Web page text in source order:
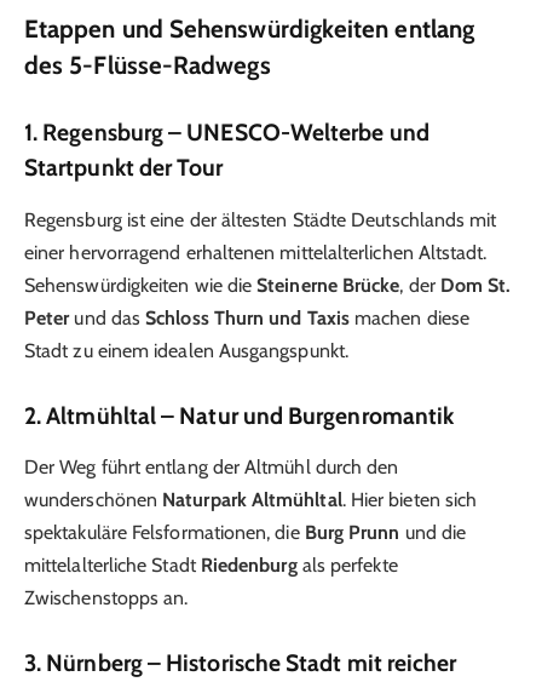
Etappen und Sehenswürdigkeiten entlang
des 5-Flüsse-Radwegs
1. Regensburg – UNESCO-Welterbe und
Startpunkt der Tour
Regensburg ist eine der ältesten Städte Deutschlands mit
einer hervorragend erhaltenen mittelalterlichen Altstadt.
Sehenswürdigkeiten wie dieSteinerne Brücke, der Dom St.
Peterund dasSchloss Thurn und Taxismachen diese
Stadt zu einem idealen Ausgangspunkt.
2. Altmühltal – Natur und Burgenromantik
Der Weg führt entlang der Altmühl durch den
wunderschönen Naturpark Altmühltal. Hier bieten sich
spektakuläre Felsformationen, die Burg Prunn und die
mittelalterliche Stadt Riedenburgals perfekte
Zwischenstopps an.
3. Nürnberg – Historische Stadt mit reicher